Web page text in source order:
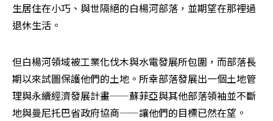
生居住在小巧、與世隔絕的白楊河部落，並期望在那裡過
退休生活。
但白楊河領域被工業化伐木與水電發展所包圍，而部落長
期以來試圖保護他們的土地。所幸部落發展出一個土地管
理與永續經濟發展計畫——蘇菲亞與其他部落領袖並不斷
地與曼尼托巴省政府協商——讓他們的目標已然在望。